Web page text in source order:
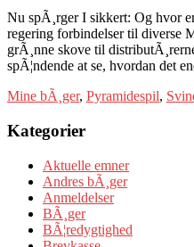
Nu spÃ¸rger I sikkert: Og hvor
regering forbindelser til diverse
grÃ¸nne skove til
spÃ¦ndende at se, hvordan det
Mine bÃ¸ger, Pyramidespil,
Kategorier
Aktuelle emner
Andres bÃ¸ger
Anmeldelser
BÃ¸ger
BÃ¦redygtighed